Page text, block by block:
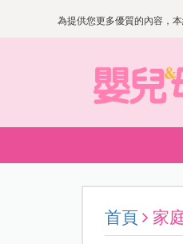
為提供您更多優質的內容，
首頁 家